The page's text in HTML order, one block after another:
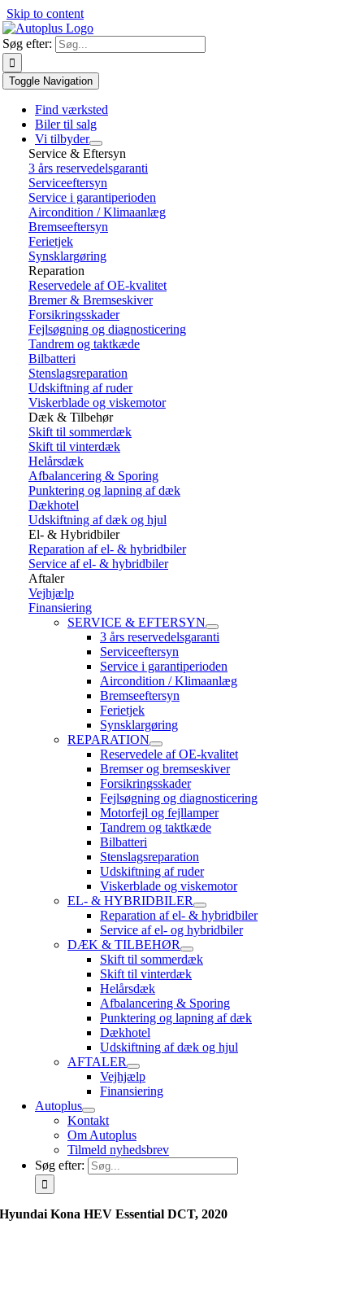
Skip to content
Søg efter:
Toggle Navigation
Find værksted
Biler til salg
Vi tilbyder
Service & Eftersyn
3 års reservedelsgaranti
Serviceeftersyn
Service i garantiperioden
Aircondition / Klimaanlæg
Bremseeftersyn
Ferietjek
Synsklargøring
Reparation
Reservedele af OE-kvalitet
Bremer & Bremseskiver
Forsikringsskader
Fejlsøgning og diagnosticering
Tandrem og taktkæde
Bilbatteri
Stenslagsreparation
Udskiftning af ruder
Viskerblade og viskemotor
Dæk & Tilbehør
Skift til sommerdæk
Skift til vinterdæk
Helårsdæk
Afbalancering & Sporing
Punktering og lapning af dæk
Dækhotel
Udskiftning af dæk og hjul
El- & Hybridbiler
Reparation af el- & hybridbiler
Service af el- & hybridbiler
Aftaler
Vejhjælp
Finansiering
SERVICE & EFTERSYN
3 års reservedelsgaranti
Serviceeftersyn
Service i garantiperioden
Aircondition / Klimaanlæg
Bremseeftersyn
Ferietjek
Synsklargøring
REPARATION
Reservedele af OE-kvalitet
Bremser og bremseskiver
Forsikringsskader
Fejlsøgning og diagnosticering
Motorfejl og fejllamper
Tandrem og taktkæde
Bilbatteri
Stenslagsreparation
Udskiftning af ruder
Viskerblade og viskemotor
EL- & HYBRIDBILER
Reparation af el- & hybridbiler
Service af el- og hybridbiler
DÆK & TILBEHØR
Skift til sommerdæk
Skift til vinterdæk
Helårsdæk
Afbalancering & Sporing
Punktering og lapning af dæk
Dækhotel
Udskiftning af dæk og hjul
AFTALER
Vejhjælp
Finansiering
Autoplus
Kontakt
Om Autoplus
Tilmeld nyhedsbrev
Søg efter:
Hyundai Kona HEV Essential DCT, 2020